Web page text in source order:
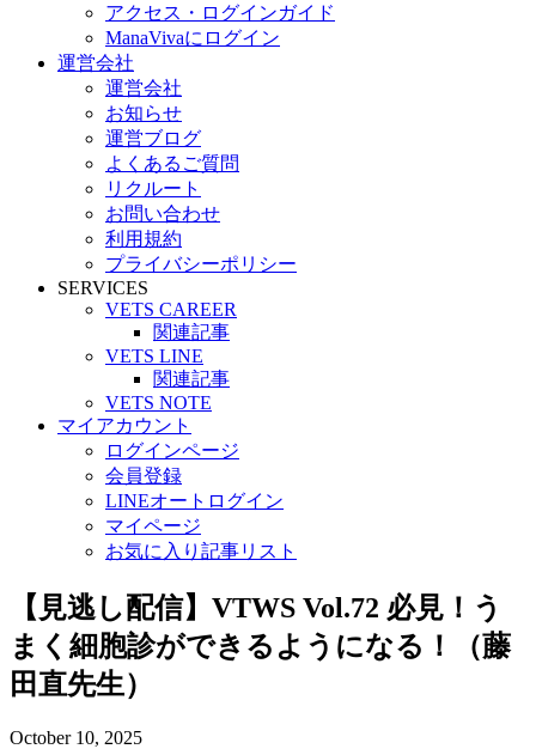
アクセス・ログインガイド
ManaVivaにログイン
運営会社
運営会社
お知らせ
運営ブログ
よくあるご質問
リクルート
お問い合わせ
利用規約
プライバシーポリシー
SERVICES
VETS CAREER
関連記事
VETS LINE
関連記事
VETS NOTE
マイアカウント
ログインページ
会員登録
LINEオートログイン
マイページ
お気に入り記事リスト
【見逃し配信】VTWS Vol.72 必見！う
まく細胞診ができるようになる！（藤
田直先生）
October 10, 2025